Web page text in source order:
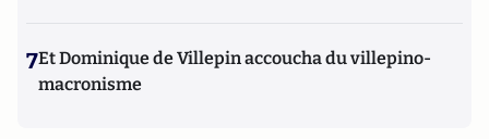
7Et Dominique de Villepin accoucha du villepino-
macronisme